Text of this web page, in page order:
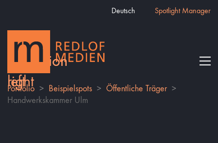
Deutsch Spotlight Manager
Portfolio > Beispielspots > Öffentliche Träger >
Handwerkskammer Ulm